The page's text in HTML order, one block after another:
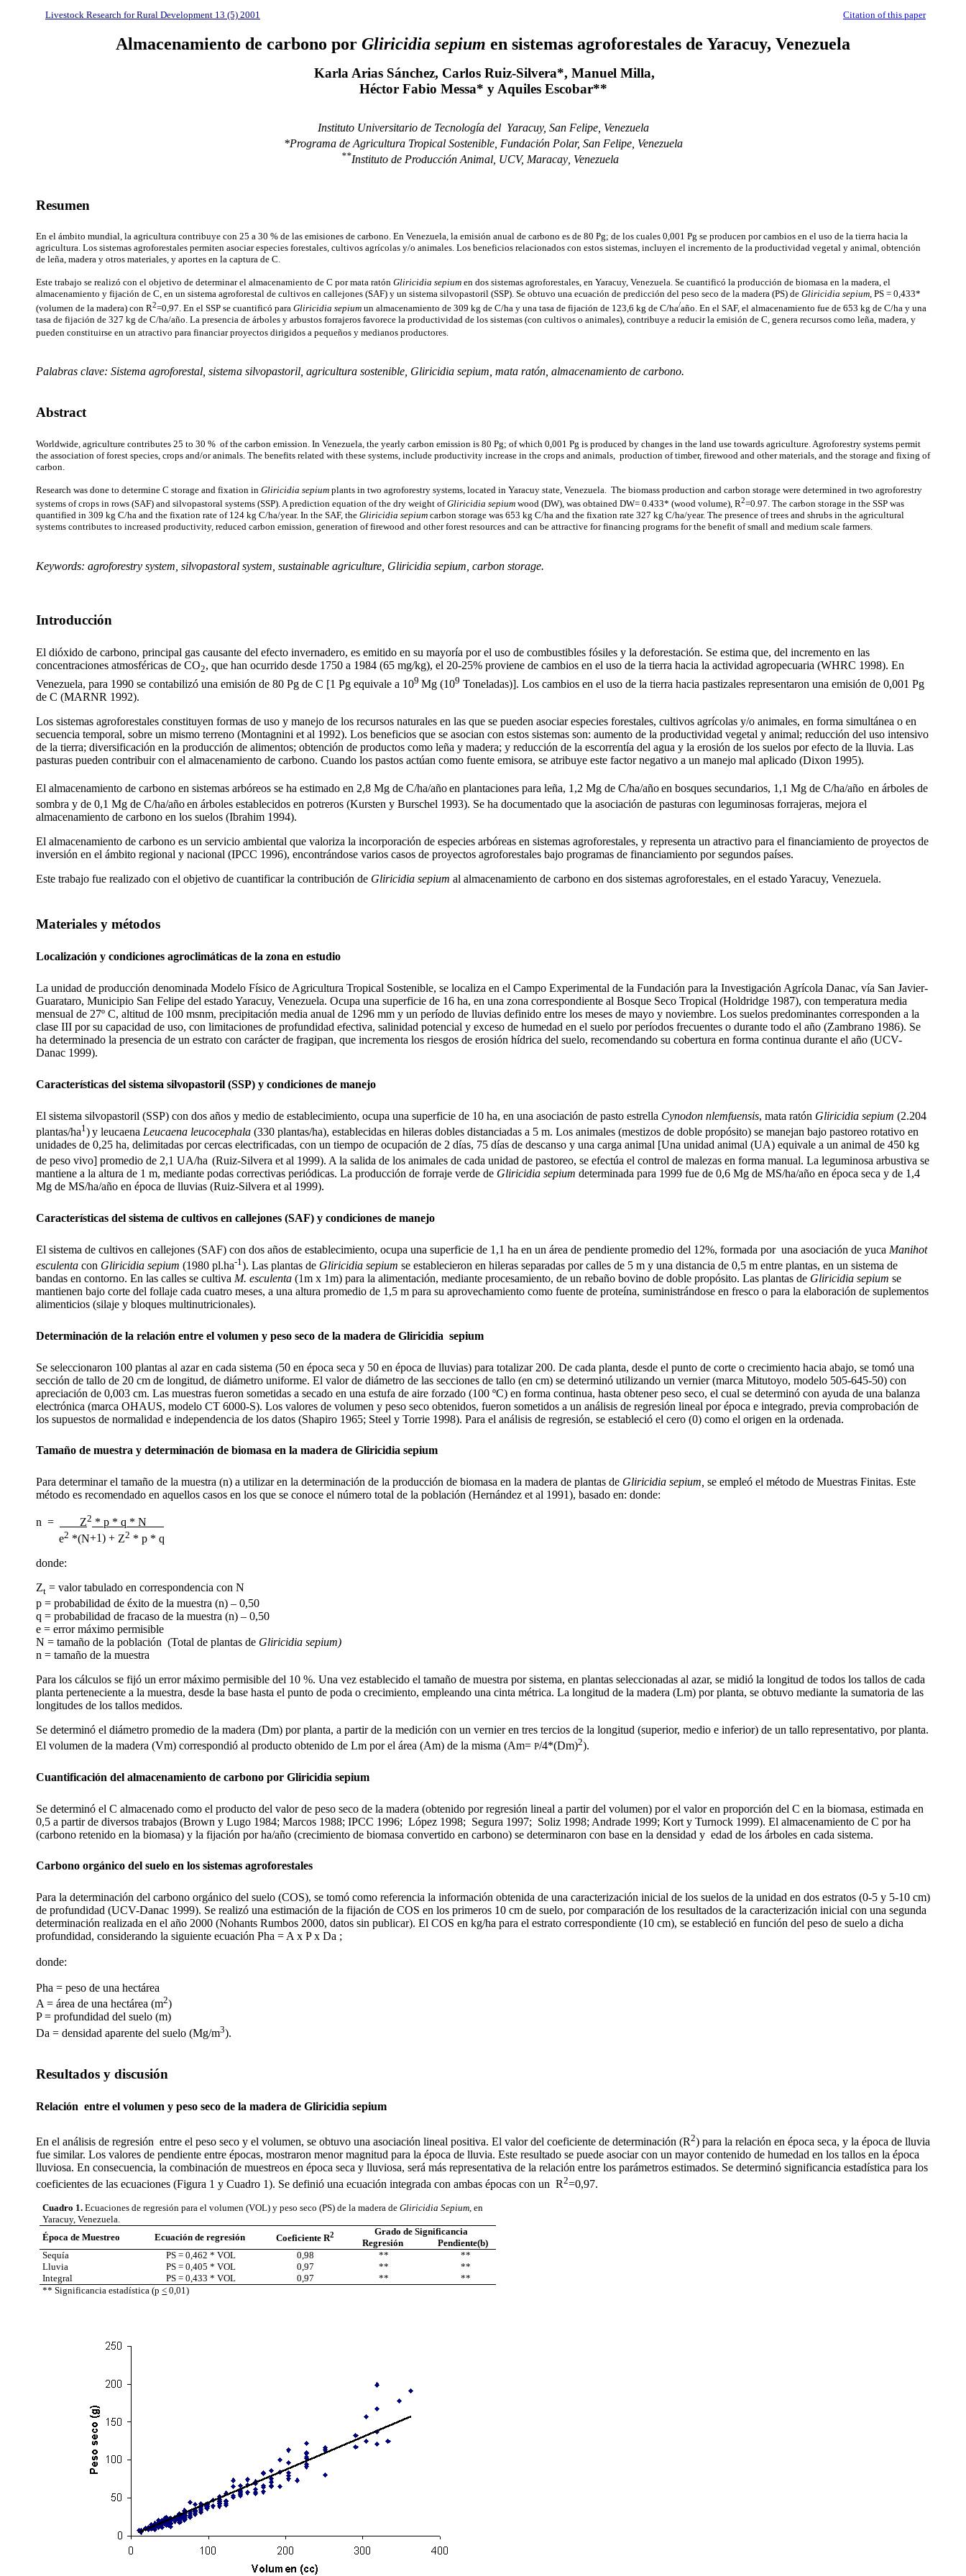
Livestock Research for Rural Development 13 (5) 2001 Citation of this paper
Almacenamiento de carbono por Gliricidia sepium en sistemas agroforestales de Yaracuy, Venezuela
Karla Arias Sánchez, Carlos Ruiz-Silvera*, Manuel Milla,
Héctor Fabio Messa* y Aquiles Escobar**
Instituto Universitario de Tecnología del Yaracuy, San Felipe, Venezuela
*Programa de Agricultura Tropical Sostenible, Fundación Polar, San Felipe, Venezuela
**Instituto de Producción Animal, UCV, Maracay, Venezuela
Resumen
En el ámbito mundial, la agricultura contribuye con 25 a 30 % de las emisiones de carbono. En Venezuela, la emisión anual de carbono es de 80 Pg; de los cuales 0,001 Pg se producen por cambios en el uso de la tierra hacia la
agricultura. Los sistemas agroforestales permiten asociar especies forestales, cultivos agrícolas y/o animales. Los beneficios relacionados con estos sistemas, incluyen el incremento de la productividad vegetal y animal, obtención
de leña, madera y otros materiales, y aportes en la captura de C.
Este trabajo se realizó con el objetivo de determinar el almacenamiento de C por mata ratón Gliricidia sepium en dos sistemas agroforestales, en Yaracuy, Venezuela. Se cuantificó la producción de biomasa en la madera, el
almacenamiento y fijación de C, en un sistema agroforestal de cultivos en callejones (SAF) y un sistema silvopastoril (SSP). Se obtuvo una ecuación de predicción del peso seco de la madera (PS) de Gliricidia sepium, PS = 0,433*
(volumen de la madera) con R2=0,97. En el SSP se cuantificó para Gliricidia sepium un almacenamiento de 309 kg de C/ha y una tasa de fijación de 123,6 kg de C/ha/año. En el SAF, el almacenamiento fue de 653 kg de C/ha y una
tasa de fijación de 327 kg de C/ha/año. La presencia de árboles y arbustos forrajeros favorece la productividad de los sistemas (con cultivos o animales), contribuye a reducir la emisión de C, genera recursos como leña, madera, y
pueden constituirse en un atractivo para financiar proyectos dirigidos a pequeños y medianos productores.
Palabras clave: Sistema agroforestal, sistema silvopastoril, agricultura sostenible, Gliricidia sepium , mata ratón, almacenamiento de carbono.
Abstract
Worldwide, agriculture contributes 25 to 30 % of the carbon emission. In Venezuela, the yearly carbon emission is 80 Pg; of which 0,001 Pg is produced by changes in the land use towards agriculture. Agroforestry systems permit
the association of forest species, crops and/or animals. The benefits related with these systems, include productivity increase in the crops and animals, production of timber, firewood and other materials, and the storage and fixing of
carbon.
Research was done to determine C storage and fixation in Gliricidia sepium plants in two agroforestry systems, located in Yaracuy state, Venezuela. The biomass production and carbon storage were determined in two agroforestry
systems of crops in rows (SAF) and silvopastoral systems (SSP). A prediction equation of the dry weight ofGliricidia sepium wood (DW), was obtained DW= 0.433* (wood volume), R2=0.97. The carbon storage in the SSP was
quantified in 309 kg C/ha and the fixation rate of 124 kg C/ha/year. In the SAF, the Gliricidia sepium carbon storage was 653 kg C/ha and the fixation rate 327 kg C/ha/year. The presence of trees and shrubs in the agricultural
systems contributes to increased productivity, reduced carbon emission, generation of firewood and other forest resources and can be attractive for financing programs for the benefit of small and medium scale farmers.
Keywords: agroforestry system, silvopastoral system, sustainable agriculture, Gliricidia sepium , carbon storage.
Introducción
El dióxido de carbono, principal gas causante del efecto invernadero, es emitido en su mayoría por el uso de combustibles fósiles y la deforestación. Se estima que, del incremento en las
concentraciones atmosféricas de CO2, que han ocurrido desde 1750 a 1984 (65 mg/kg), el 20-25% proviene de cambios en el uso de la tierra hacia la actividad agropecuaria (WHRC 1998). En
Venezuela, para 1990 se contabilizó una emisión de 80 Pg de C [1 Pg equivale a 109 Mg (109 Toneladas)]. Los cambios en el uso de la tierra hacia pastizales representaron una emisión de 0,001 Pg
de C (MARNR 1992).
Los sistemas agroforestales constituyen formas de uso y manejo de los recursos naturales en las que se pueden asociar especies forestales, cultivos agrícolas y/o animales, en forma simultánea o en
secuencia temporal, sobre un mismo terreno (Montagnini et al 1992). Los beneficios que se asocian con estos sistemas son: aumento de la productividad vegetal y animal; reducción del uso intensivo
de la tierra; diversificación en la producción de alimentos; obtención de productos como leña y madera; y reducción de la escorrentía del agua y la erosión de los suelos por efecto de la lluvia. Las
pasturas pueden contribuir con el almacenamiento de carbono. Cuando los pastos actúan como fuente emisora, se atribuye este factor negativo a un manejo mal aplicado (Dixon 1995).
El almacenamiento de carbono en sistemas arbóreos se ha estimado en 2,8 Mg de C/ha/añoen plantaciones para leña, 1,2 Mg de C/ha/añoen bosques secundarios, 1,1 Mg de C/ha/año en árboles de
sombra y de 0,1 Mg de C/ha/añoen árboles establecidos en potreros (Kursten y Burschel 1993). Se ha documentado que la asociación de pasturas con leguminosas forrajeras, mejora el
almacenamiento de carbono en los suelos (Ibrahim 1994).
El almacenamiento de carbono es un servicio ambiental que valoriza la incorporación de especies arbóreas en sistemas agroforestales, y representa un atractivo para el financiamiento de proyectos de
inversión en el ámbito regional y nacional (IPCC 1996), encontrándose varios casos de proyectos agroforestales bajo programas de financiamiento por segundos países.
Este trabajo fue realizado con el objetivo de cuantificar la contribución de Gliricidia sepium al almacenamiento de carbono en dos sistemas agroforestales, en el estado Yaracuy, Venezuela.
Materiales y métodos
Localización y condiciones agroclimáticas de la zona en estudio
La unidad de producción denominada Modelo Físico de Agricultura Tropical Sostenible, se localiza en el Campo Experimental de la Fundación para la Investigación Agrícola Danac, vía San Javier-
Guarataro, Municipio San Felipe del estado Yaracuy, Venezuela. Ocupa una superficie de 16 ha, en una zona correspondiente al Bosque Seco Tropical (Holdridge 1987), con temperatura media
mensual de 27º C, altitud de 100 msnm, precipitación media anual de 1296 mm y un período de lluvias definido entre los meses de mayo y noviembre. Los suelos predominantes corresponden a la
clase III por su capacidad de uso, con limitaciones de profundidad efectiva, salinidad potencial y exceso de humedad en el suelo por períodos frecuentes o durante todo el año (Zambrano 1986). Se
ha determinado la presencia de un estrato con carácter de fragipan, que incrementa los riesgos de erosión hídrica del suelo, recomendando su cobertura en forma continua durante el año (UCV-
Danac 1999).
Características del sistema silvopastoril (SSP) y condiciones de manejo
El sistema silvopastoril (SSP) con dos años y medio de establecimiento, ocupa una superficie de 10 ha, en una asociación de pasto estrella Cynodon nlemfuensis, mata ratón Gliricidia sepium (2.204
plantas/ha1 )y leucaena Leucaena leucocephala (330 plantas/ha), establecidas en hileras dobles distanciadas a 5 m. Los animales (mestizos de doble propósito) se manejan bajo pastoreo rotativo en
unidades de 0,25 ha, delimitadas por cercas electrificadas, con un tiempo de ocupación de 2 días, 75 días de descanso y una carga animal [Una unidad animal (UA) equivale a un animal de 450 kg
de peso vivo] promedio de 2,1 UA/ha (Ruiz-Silvera et al 1999). A la salida de los animales de cada unidad de pastoreo, se efectúa el control de malezas en forma manual. La leguminosa arbustiva se
mantiene a la altura de 1 m, mediante podas correctivas periódicas. La producción de forraje verde de Gliricidia sepium determinada para 1999 fue de 0,6 Mg de MS/ha/año en época seca y de 1,4
Mg de MS/ha/año en época de lluvias (Ruiz-Silvera et al 1999).
Características del sistema de cultivos en callejones (SAF) y condiciones de manejo
El sistema de cultivos en callejones (SAF) con dos años de establecimiento, ocupa una superficie de 1,1 ha en un área de pendiente promedio del 12%, formada por una asociación de yuca Manihot
esculenta con Gliricidia sepium (1980 pl.ha-1 ). Las plantas de Gliricidia sepium se establecieron en hileras separadas por calles de 5 m y una distancia de 0,5 m entre plantas, en un sistema de
bandas en contorno. En las calles se cultiva M. esculenta (1m x 1m) para la alimentación, mediante procesamiento, de un rebaño bovino de doble propósito. Las plantas de Gliricidia sepium se
mantienen bajo corte del follaje cada cuatro meses, a una altura promedio de 1,5 m para su aprovechamiento como fuente de proteína, suministrándose en fresco o para la elaboración de suplementos
alimenticios (silaje y bloques multinutricionales).
Determinación de la relación entre el volumen y peso seco de la madera de Gliricidia sepium
Se seleccionaron 100 plantas al azar en cada sistema (50 en época seca y 50 en época de lluvias) para totalizar 200. De cada planta, desde el punto de corte o crecimiento hacia abajo, se tomó una
sección de tallo de 20 cm de longitud, de diámetro uniforme. El valor de diámetro de las secciones de tallo (en cm) se determinó utilizando un vernier (marca Mitutoyo, modelo 505-645-50) con
apreciación de 0,003 cm. Las muestras fueron sometidas a secado en una estufa de aire forzado (100 ºC) en forma continua, hasta obtener peso seco, el cual se determinó con ayuda de una balanza
electrónica (marca OHAUS, modelo CT 6000-S). Los valores de volumen y peso seco obtenidos, fueron sometidos a un análisis de regresión lineal por época e integrado, previa comprobación de
los supuestos de normalidad e independencia de los datos (Shapiro 1965; Steel y Torrie 1998). Para el análisis de regresión, se estableció el cero (0) como el origen en la ordenada.
Tamaño de muestra y determinación de biomasa en la madera de Gliricidia sepium
Para determinar el tamaño de la muestra (n) a utilizar en la determinación de la producción de biomasa en la madera de plantas de Gliricidia sepium, se empleó el método de Muestras Finitas. Este
método es recomendado en aquellos casos en los que se conoce el número total de la población (Hernández et al 1991), basado en: donde:
n = Z2 * p * q * N
e2 *(N+1) + Z2 * p * q
donde:
Zt = valor tabulado en correspondencia con N
p = probabilidad de éxito de la muestra (n) – 0,50
q = probabilidad de fracaso de la muestra (n) – 0,50
e = error máximo permisible
N = tamaño de la población (Total de plantas de Gliricidia sepium)
n = tamaño de la muestra
Para los cálculos se fijó un error máximo permisible del 10 %. Una vez establecido el tamaño de muestra por sistema, en plantas seleccionadas al azar, se midió la longitud de todos los tallos de cada
planta perteneciente a la muestra, desde la base hasta el punto de poda o crecimiento, empleando una cinta métrica. La longitud de la madera (Lm) por planta, se obtuvo mediante la sumatoria de las
longitudes de los tallos medidos.
Se determinó el diámetro promedio de la madera (Dm) por planta, a partir de la medición con un vernier en tres tercios de la longitud (superior, medio e inferior) de un tallo representativo, por planta.
El volumen de la madera (Vm) correspondió al producto obtenido de Lm por el área (Am) de la misma (Am= P/4*(Dm)2).
Cuantificación del almacenamiento de carbono por Gliricidia sepium
Se determinó el C almacenado como el producto del valor de peso seco de la madera (obtenido por regresión lineal a partir del volumen) por el valor en proporción del C en la biomasa, estimada en
0,5 a partir de diversos trabajos (Brown y Lugo 1984; Marcos 1988; IPCC 1996; López 1998; Segura 1997; Soliz 1998; Andrade 1999; Kort y Turnock 1999). El almacenamiento de C por ha
(carbono retenido en la biomasa) y la fijación por ha/año (crecimiento de biomasa convertido en carbono) se determinaron con base en la densidad y edad de los árboles en cada sistema.
Carbono orgánico del suelo en los sistemas agroforestales
Para la determinación del carbono orgánico del suelo (COS), se tomó como referencia la información obtenida de una caracterización inicial de los suelos de la unidad en dos estratos (0-5 y 5-10 cm)
de profundidad (UCV-Danac 1999). Se realizó una estimación de la fijación de COS en los primeros 10 cm de suelo, por comparación de los resultados de la caracterización inicial con una segunda
determinación realizada en el año 2000 (Nohants Rumbos 2000, datos sin publicar). El COS en kg/ha para el estrato correspondiente (10 cm), se estableció en función del peso de suelo a dicha
profundidad, considerando la siguiente ecuación Pha = A x P x Da ;
donde:
Pha = peso de una hectárea
A = área de una hectárea (m2)
P = profundidad del suelo (m)
Da = densidad aparente del suelo (Mg/m3).
Resultados y discusión
Relación entre el volumen y peso seco de la madera de Gliricidia sepium
En el análisis de regresión entre el peso seco y el volumen, se obtuvo una asociación lineal positiva. El valor del coeficiente de determinación (R2) para la relación en época seca, y la época de lluvia
fue similar. Los valores de pendiente entre épocas, mostraron menor magnitud para la época de lluvia. Este resultado se puede asociar con un mayor contenido de humedad en los tallos en la época
lluviosa. En consecuencia, la combinación de muestreos en época seca y lluviosa, será más representativa de la relación entre los parámetros estimados. Se determinó significancia estadística para los
coeficientes de las ecuaciones (Figura 1 y Cuadro 1). Se definió una ecuación integrada con ambas épocas con un R2=0,97.
Cuadro 1. Ecuaciones de regresión para el volumen (VOL) y peso seco (PS) de la madera deGliricidia Sepium ,en
Yaracuy, Venezuela
Época de Muestreo Ecuación deregresión Coeficiente R2
Grado de Significancia
Regresión
Pendiente(b)
Sequía
PS = 0,462 * VOL 0,98 **
**
Lluvia
PS = 0,405 * VOL 0,97 **
**
Integral
PS = 0,433 * VOL 0,97 **
**
** Significancia estadística (p< 0,01)